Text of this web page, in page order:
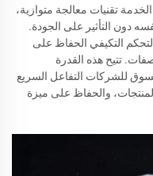
تقنيات معالجة متوازية،
دون التأثير على الجودة.
التكيفي الحفاظ على
تتيح هذه القدرة
للشركات التفاعل السريع
والحفاظ على ميزة